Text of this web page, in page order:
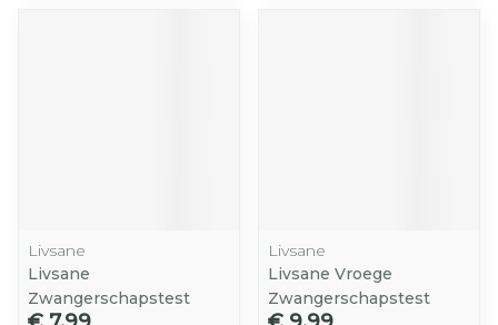
Livsane
Livsane
Zwangerschapstest
Livsane
Livsane Vroege
Zwangerschapstest